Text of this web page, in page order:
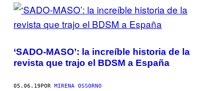
‘SADO-MASO’: la increíble historia de la
revista que trajo el BDSM a España
05.06.19POR MIRENA OSSORNO